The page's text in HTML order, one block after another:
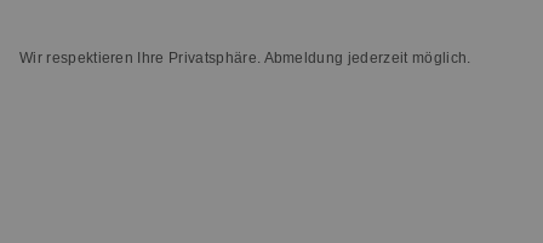
Wir respektieren Ihre Privatsphäre. Abmeldung jederzeit möglich.